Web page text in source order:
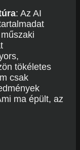
: Az AI
tökéletes
csak
ma épült, az